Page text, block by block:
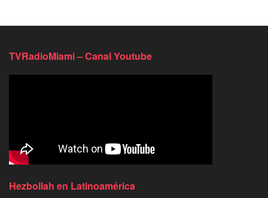
TVRadioMiami – Canal Youtube
Hezbollah en Latinoamérica